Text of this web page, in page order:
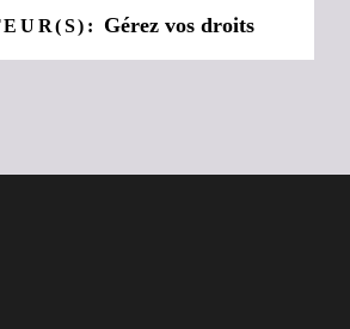
Gérez vos droits